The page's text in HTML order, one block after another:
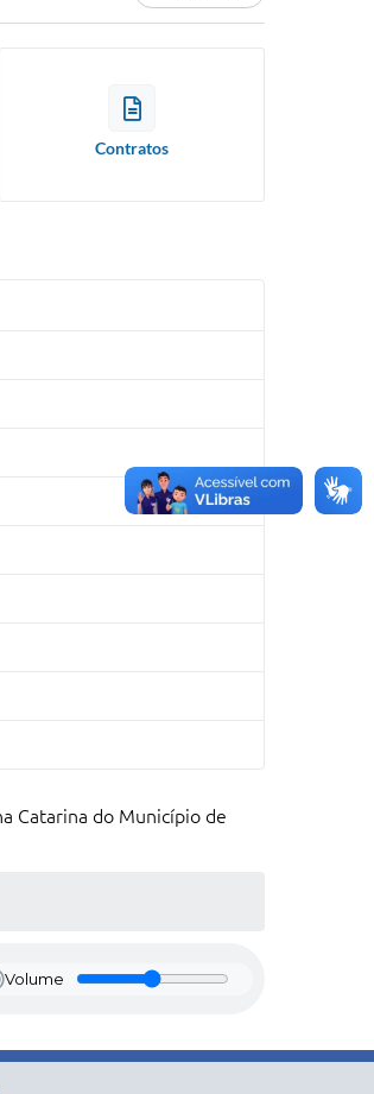
Contratos
Catarina do Município de
Volume